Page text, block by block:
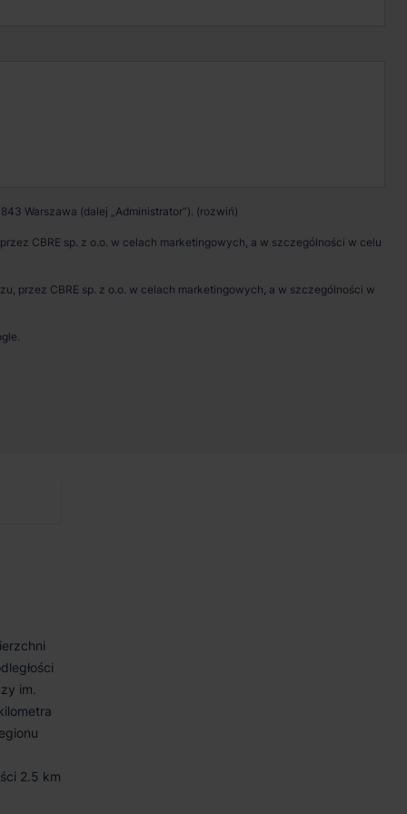
Wypełnij formularz
im.
2.5 km
Warszawa (dalej „Administrator”).
CBRE sp. z o.o. w celach marketingowych, a w szczególności w celu
przez CBRE sp. z o.o. w celach marketingowych, a w szczególności w